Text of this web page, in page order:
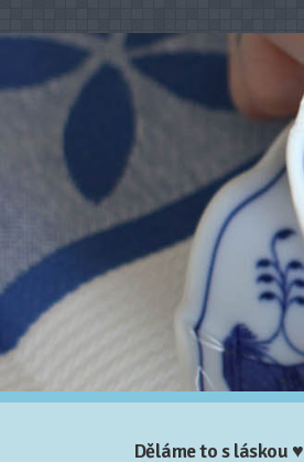
Děláme to s láskou ♥